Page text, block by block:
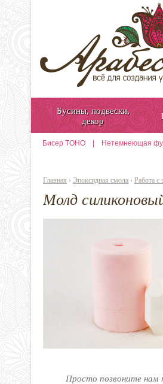
Бусины, подвески,
декор
Бисер TOHO Нетемнеющая
Главная › Эпоксидная смола › Работа с
Молд
Просто позвоните нам